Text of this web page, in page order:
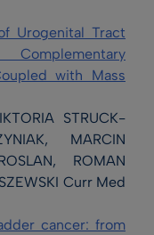
Urogenital Tract
with Mass
STRUCK-
MARCIN
ROMAN
Curr Med
cancer: from